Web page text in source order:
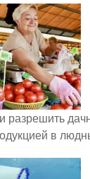
разрешить
в